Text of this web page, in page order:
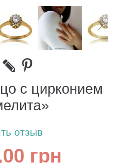
с цирконием
отзыв
грн